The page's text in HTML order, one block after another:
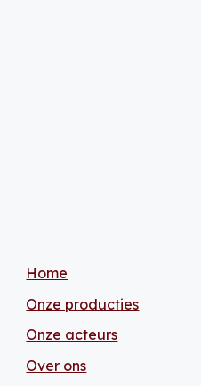
Home
Onze producties
Onze acteurs
Over ons